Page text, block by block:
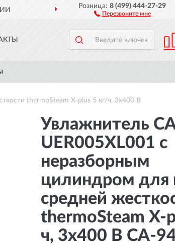
ДОСТАВИМПО ВСЕЙ РОССИИ
Розница:8 (499) 444-27-29
Перезвоните мне
thermoSteam X-plus 5 кг/ч, 3х400 В
Увлажнитель
UER005XL001 с
неразборным
цилиндром для
средней
thermoSteam X-
ч, 3х400 В CA-